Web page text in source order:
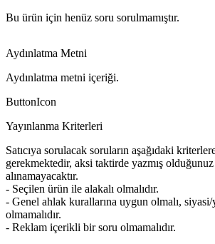
Bu ürün için henüz soru sorulmamıştır.
Aydınlatma Metni
Aydınlatma metni içeriği.
ButtonIcon
Yayınlanma Kriterleri
Satıcıya sorulacak soruların aşağıdaki
gerekmektedir, aksi taktirde yazmış olduğunuz
alınamayacaktır.
- Seçilen ürün ile alakalı olmalıdır.
- Genel ahlak kurallarına uygun olmalı,
olmamalıdır.
- Reklam içerikli bir soru olmamalıdır.